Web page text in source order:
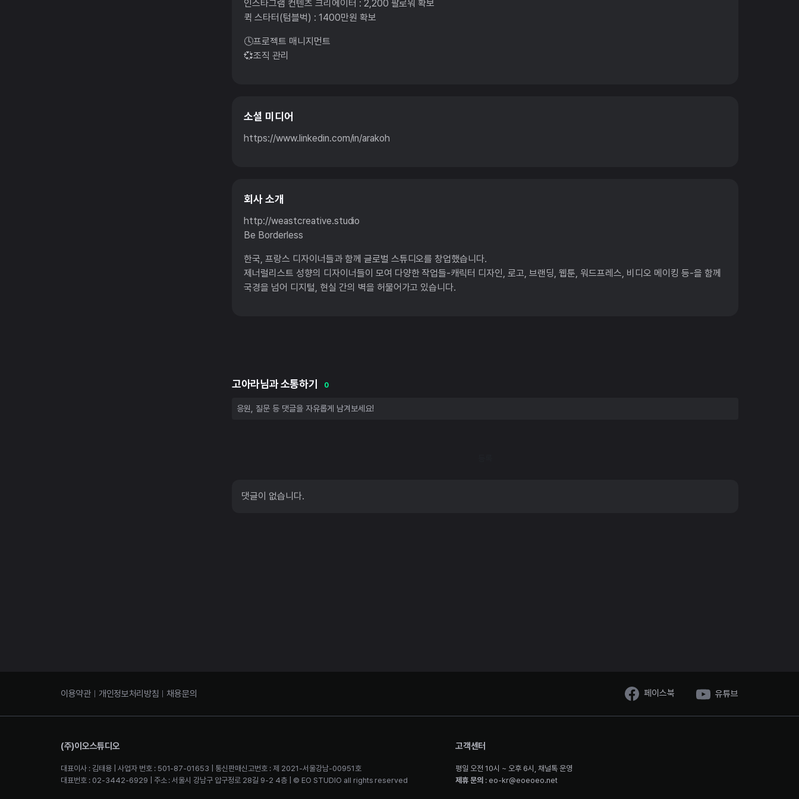
인스타그램 컨텐츠 크리에이터 : 2,200 팔로워 확보
퀵 스타터(텀블벅) : 1400만원 확보
🕓프로젝트 매니지먼트
💞조직 관리
소셜 미디어
https://www.linkedin.com/in/arakoh
회사 소개
http://weastcreative.studio
Be Borderless
한국, 프랑스 디자이너들과 함께 글로벌 스튜디오를 창업했습니다.
제너럴리스트 성향의 디자이너들이 모여 다양한 작업들-캐릭터 디자인, 로고, 브랜딩, 웹툰, 워드프레스, 비디오 메이킹 등-을 함께
국경을 넘어 디지털, 현실 간의 벽을 허물어가고 있습니다.
고아라님과 소통하기 0
댓글이 없습니다.
이용약관 개인정보처리방침 채용문의 페이스북 유튜브
(주)이오스튜디오
대표이사 : 김태용 | 사업자 번호 : 501-87-01653 | 통신판매신고번호 : 제 2021-서울강남-00951호
대표번호 : 02-3442-6929 | 주소 : 서울시 강남구 압구정로 28길 9-2 4층 | © EO STUDIO all rights reserved
고객센터
평일 오전 10시 ~ 오후 6시, 채널톡 운영
제휴 문의 : eo-kr@eoeoeo.net